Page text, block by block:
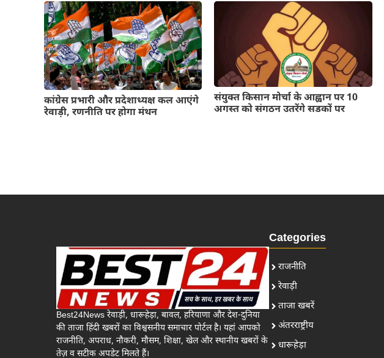
कांग्रेस प्रभारी और प्रदेशाध्यक्ष कल आएंगे
रेवाड़ी, रणनीति पर होगा मंथन
संयुक्त किसान मोर्चा के आह्वान पर 10
अगस्त को संगठन उतरेंगे सडकों पर
Best24News रेवाड़ी, धारूहेड़ा, बावल, हरियाणा और देश-दुनिया
की ताजा हिंदी खबरों का विश्वसनीय समाचार पोर्टल है। यहां आपको
राजनीति, अपराध, नौकरी, मौसम, शिक्षा, खेल और स्थानीय खबरों के
तेज़ व सटीक अपडेट मिलते हैं।
Categories
राजनीति
रेवाड़ी
ताजा खबरें
अंतरराष्ट्रीय
धारूहेड़ा